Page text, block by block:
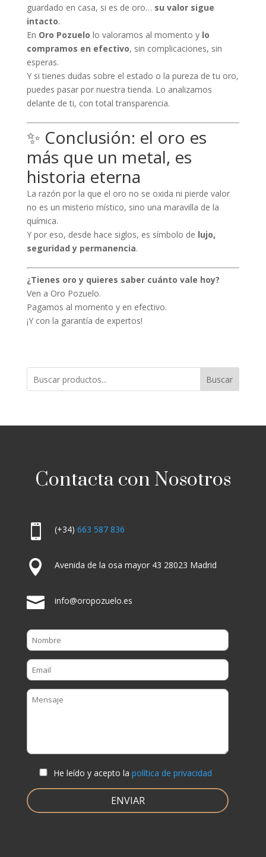
guardado en casa, si es de oro… su valor sigue
intacto.
En Oro Pozuelo lo valoramos al momento y lo
compramos en efectivo, sin complicaciones, sin
esperas.
Y si tienes dudas sobre el estado o la pureza de tu oro,
puedes pasar por nuestra tienda. Lo analizamos
delante de ti, con total transparencia.
✨ Conclusión: el oro es
más que un metal, es
historia eterna
La razón por la que el oro no se oxida ni pierde valor
no es un misterio místico, sino una maravilla de la
química.
Y por eso, desde hace siglos, es símbolo de lujo,
seguridad y permanencia.
¿Tienes oro y quieres saber cuánto vale hoy?
Ven a Oro Pozuelo.
Pagamos al momento y en efectivo.
¡Y con la garantía de expertos!
Buscar
Contacta con Nosotros
 (+34) 663 587 836
 Avenida de la osa mayor 43 28023 Madrid
 info@oropozuelo.es
He leído y acepto la política de privacidad